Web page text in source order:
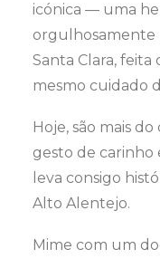
icónica — uma
orgulhosamente
Santa Clara, feita
mesmo cuidado
Hoje, são mais
gesto de
leva consigo
Alto Alentejo.
Mime com um